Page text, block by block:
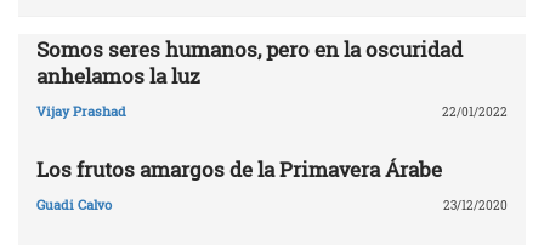
Somos seres humanos, pero en la oscuridad
anhelamos la luz
Vijay Prashad 22/01/2022
Los frutos amargos de la Primavera Árabe
Guadi Calvo 23/12/2020